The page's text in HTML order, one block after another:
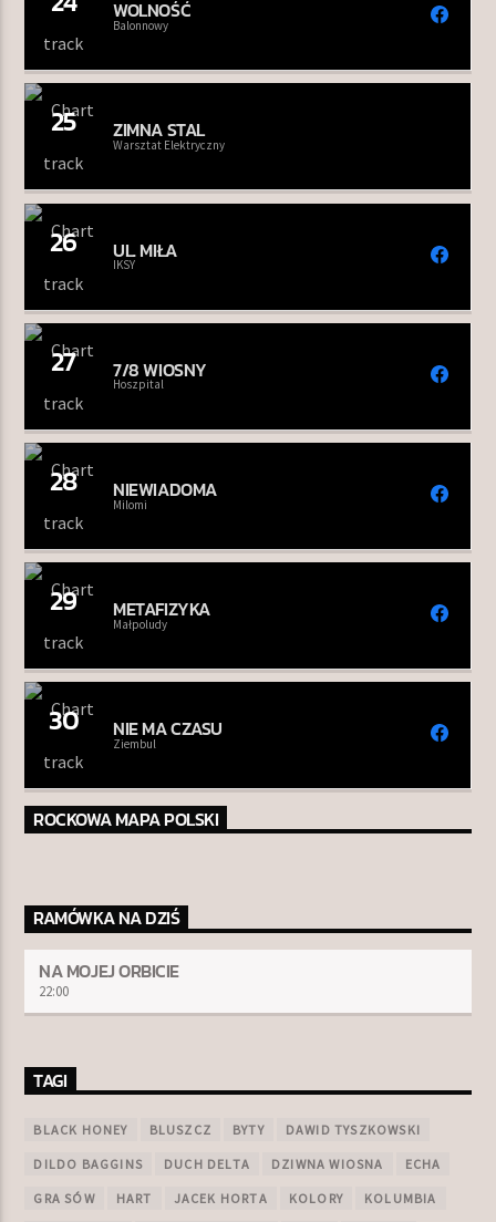
WOLNOŚĆ
Balonnowy
25 ZIMNA STAL
Warsztat Elektryczny
26 UL. MIŁA
IKSY
27 7/8 WIOSNY
Hoszpital
28 NIEWIADOMA
Milomi
29 METAFIZYKA
Małpoludy
30 NIE MA CZASU
Ziembul
ROCKOWA MAPA POLSKI
RAMÓWKA NA DZIŚ
NA MOJEJ ORBICIE
22:00
TAGI
BLACK HONEY BLUSZCZ BYTY DAWID TYSZKOWSKI
DILDO BAGGINS DUCH DELTA DZIWNA WIOSNA ECHA
GRA SÓW HART JACEK HORTA KOLORY KOLUMBIA